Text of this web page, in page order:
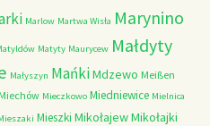
Marlow Martwa Wisła Marynino
Matyty Maurycew Małdyty
Małyszyn MańkiMdzewo Meißen
Mieczkowo Miedniewice Mielnica
Mieszki MikołajewMikołajki